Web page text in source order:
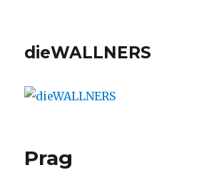
dieWALLNERS
Prag